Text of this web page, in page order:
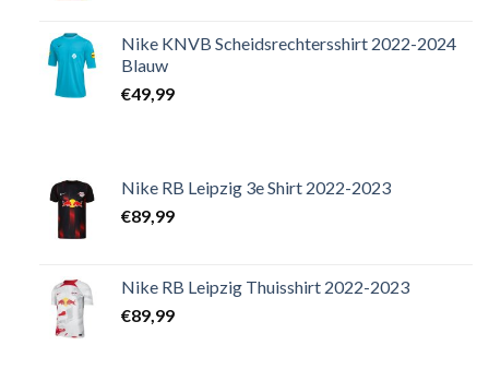
Nike KNVB Scheidsrechtersshirt 2022-2024
Blauw
€49,99
Nike RB Leipzig 3e Shirt 2022-2023
€89,99
Nike RB Leipzig Thuisshirt 2022-2023
€89,99